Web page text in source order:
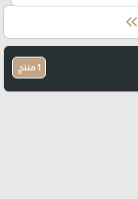
keyboard_double_arrow_left
1 منتج